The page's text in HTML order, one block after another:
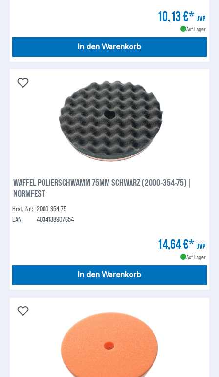
10,13 €* UVP
Auf Lager
In den Warenkorb
WAFFEL POLIERSCHWAMM 75MM SCHWARZ (2000-354-75) |
NORMFEST
Hrst.-Nr.: 2000-354-75
EAN:
4034138907654
14,64 €* UVP
Auf Lager
In den Warenkorb